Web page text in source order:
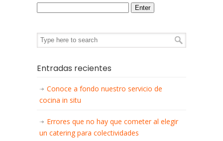
Entradas recientes
Conoce a fondo nuestro servicio de
cocina in situ
Errores que no hay que cometer al elegir
un catering para colectividades